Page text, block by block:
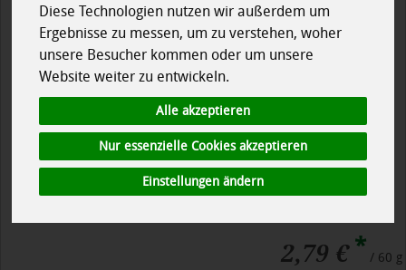
Diese Technologien nutzen wir außerdem um
Ergebnisse zu messen, um zu verstehen, woher
unsere Besucher kommen oder um unsere
Website weiter zu entwickeln.
Alle akzeptieren
Nur essenzielle Cookies akzeptieren
Einstellungen ändern
Mandelnougat Lieblinge
2,79 €* / 60 g